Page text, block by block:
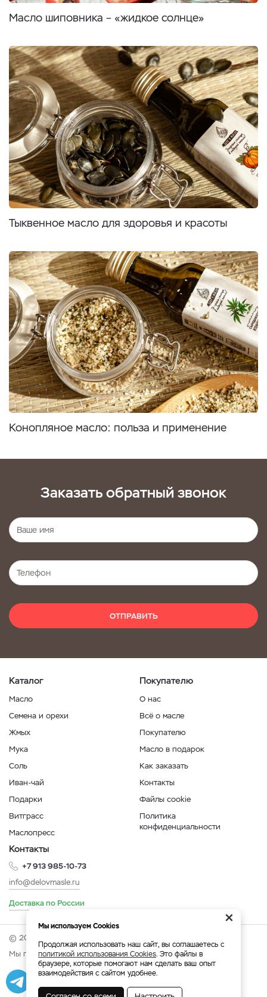
Масло шиповника – «жидкое солнце»
Тыквенное масло для здоровья и красоты
Конопляное масло: польза и применение
Заказать обратный звонок
ОТПРАВИТЬ
Каталог
Масло
Семена и орехи
Жмых
Мука
Соль
Иван-чай
Подарки
Витграсс
Маслопресс
Покупателю
О нас
Всё о масле
Покупателю
Масло в подарок
Как заказать
Контакты
Файлы cookie
Политика
конфиденциальности
Контакты
+7 913 985-10-73
info@delovmasle.ru
Доставка по России
© 2026 Интернет-магазин "Дело в масле".
Мы принимаем:
Разработка Веб-аналитика
×
Мы используем Cookies
Продолжая использовать наш сайт, вы соглашаетесь с
политикой использования Cookies. Это файлы в
браузере, которые помогают нам сделать ваш опыт
взаимодействия с сайтом удобнее.